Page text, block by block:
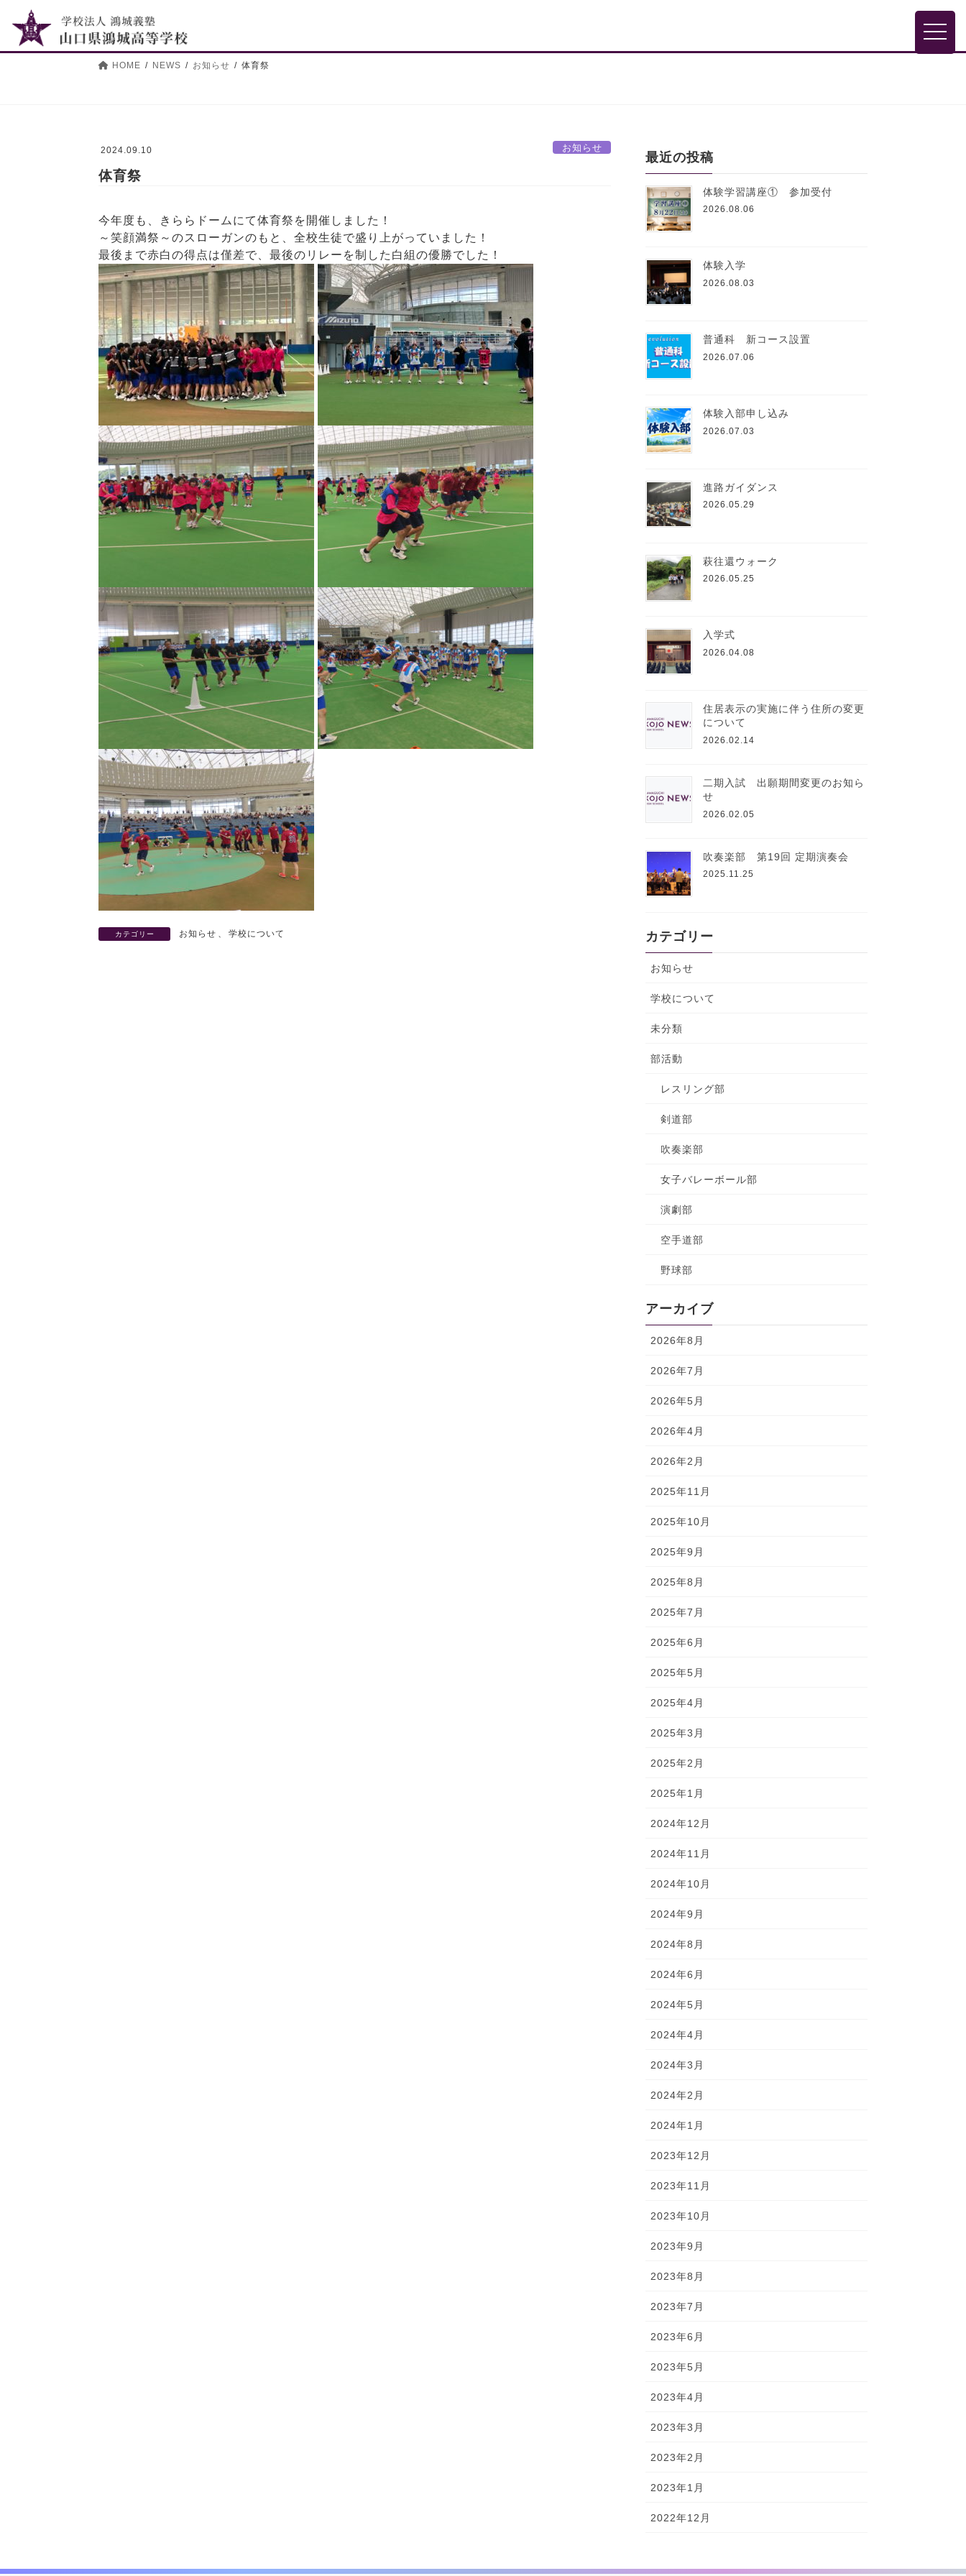
HOME NEWS お知らせ 体育祭
2024.09.10 お知らせ
体育祭
今年度も、きららドームにて体育祭を開催しました！
～笑顔満祭～のスローガンのもと、全校生徒で盛り上がっていました！
最後まで赤白の得点は僅差で、最後のリレーを制した白組の優勝でした！
カテゴリー お知らせ 学校について
最近の投稿
体験学習講座① 参加受付
2026.08.06
体験入学
2026.08.03
普通科 新コース設置
2026.07.06
体験入部申し込み
2026.07.03
進路ガイダンス
2026.05.29
萩往還ウォーク
2026.05.25
入学式
2026.04.08
住居表示の実施に伴う住所の変更
について
2026.02.14
二期入試 出願期間変更のお知ら
せ
2026.02.05
吹奏楽部 第19回 定期演奏会
2025.11.25
カテゴリー
お知らせ
学校について
未分類
部活動
レスリング部
剣道部
吹奏楽部
女子バレーボール部
演劇部
空手道部
野球部
アーカイブ
2026年8月
2026年7月
2026年5月
2026年4月
2026年2月
2025年11月
2025年10月
2025年9月
2025年8月
2025年7月
2025年6月
2025年5月
2025年4月
2025年3月
2025年2月
2025年1月
2024年12月
2024年11月
2024年10月
2024年9月
2024年8月
2024年6月
2024年5月
2024年4月
2024年3月
2024年2月
2024年1月
2023年12月
2023年11月
2023年10月
2023年9月
2023年8月
2023年7月
2023年6月
2023年5月
2023年4月
2023年3月
2023年2月
2023年1月
2022年12月